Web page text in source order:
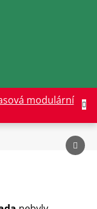
modulární